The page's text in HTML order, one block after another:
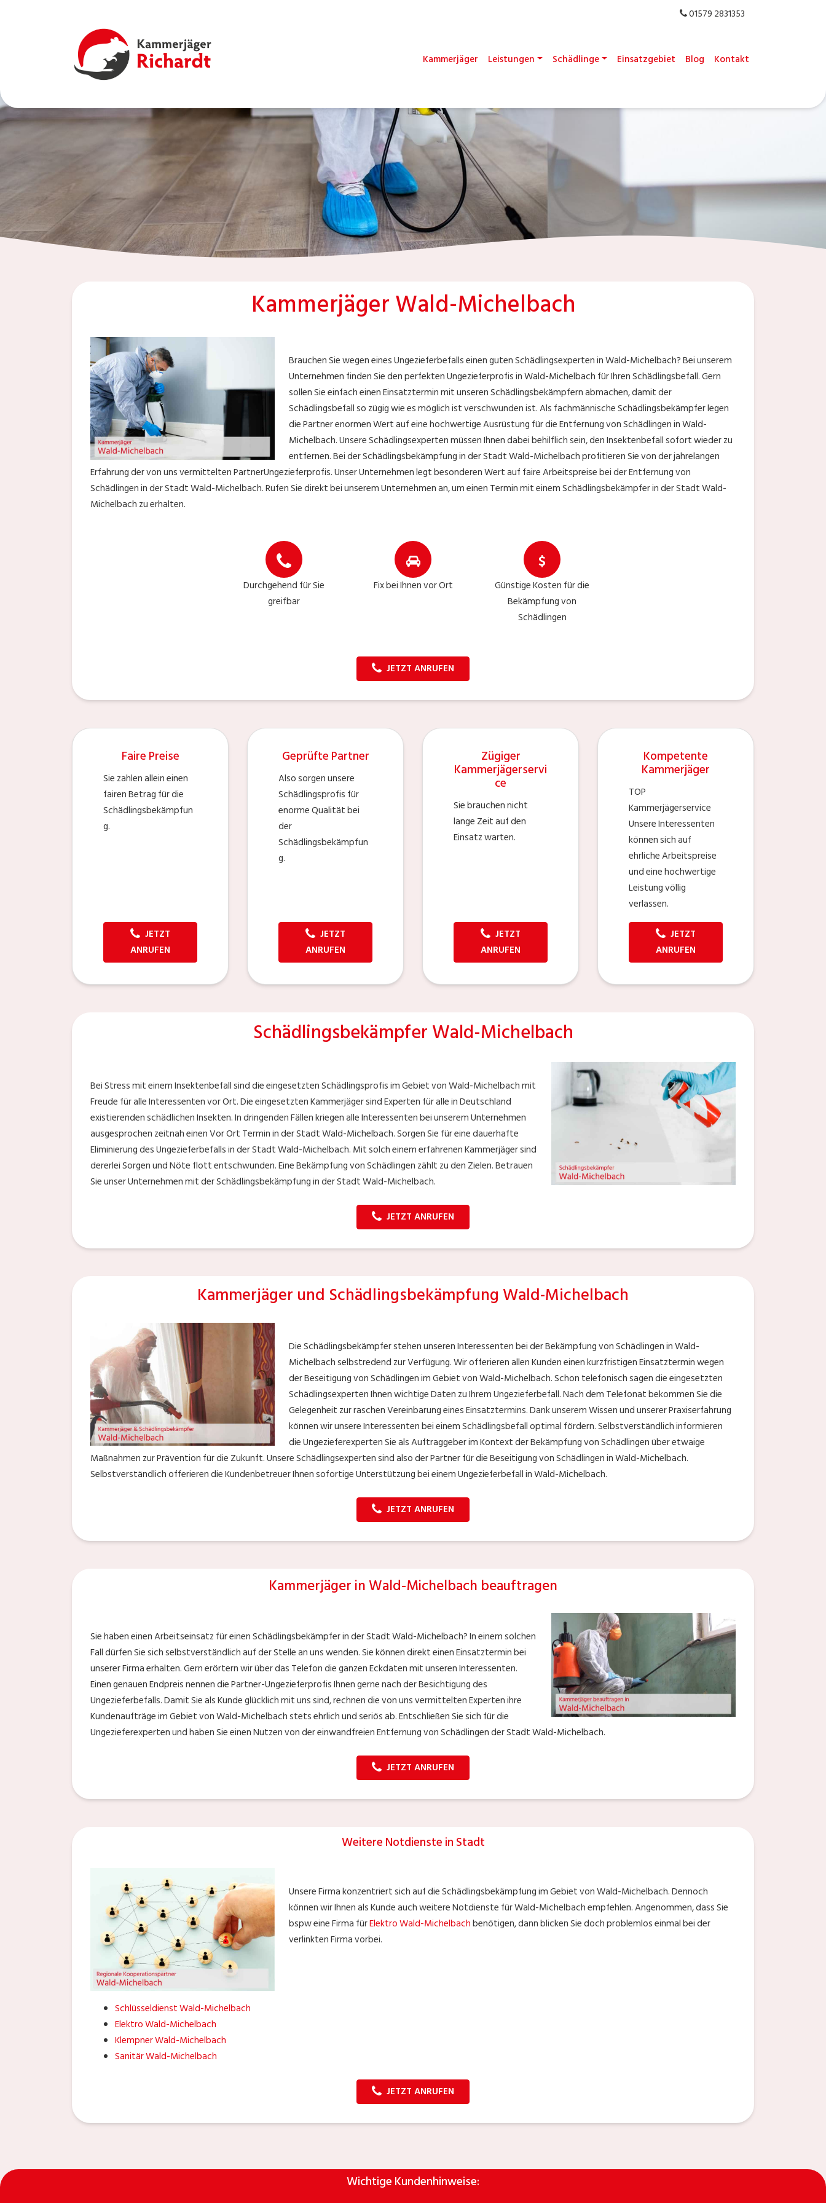
01579 2831353
Kammerjäger Leistungen Schädlinge Einsatzgebiet Blog Kontakt
Kammerjäger Wald-Michelbach
Brauchen Sie wegen eines Ungezieferbefalls einen guten Schädlingsexperten in Wald-Michelbach? Bei unserem
Unternehmen finden Sie den perfekten Ungezieferprofis in Wald-Michelbach für Ihren Schädlingsbefall. Gern
sollen Sie einfach einen Einsatztermin mit unseren Schädlingsbekämpfern abmachen, damit der
Schädlingsbefall so zügig wie es möglich ist verschwunden ist. Als fachmännische Schädlingsbekämpfer legen
die Partner enormen Wert auf eine hochwertige Ausrüstung für die Entfernung von Schädlingen in Wald-
Michelbach. Unsere Schädlingsexperten müssen Ihnen dabei behilflich sein, den Insektenbefall sofort wieder zu
entfernen. Bei der Schädlingsbekämpfung in der Stadt Wald-Michelbach profitieren Sie von der jahrelangen
Erfahrung der von uns vermittelten PartnerUngezieferprofis. Unser Unternehmen legt besonderen Wert auf faire Arbeitspreise bei der Entfernung von
Schädlingen in der Stadt Wald-Michelbach. Rufen Sie direkt bei unserem Unternehmen an, um einen Termin mit einem Schädlingsbekämpfer in der Stadt Wald-
Michelbach zu erhalten.
Durchgehend für Sie
greifbar
Fix bei Ihnen vor Ort
Günstige Kosten für die
Bekämpfung von
Schädlingen
JETZT ANRUFEN
Faire Preise
Sie zahlen allein einen
fairen Betrag für die
Schädlingsbekämpfun
g.
JETZT
ANRUFEN
Geprüfte Partner
Also sorgen unsere
Schädlingsprofis für
enorme Qualität bei
der
Schädlingsbekämpfun
g.
JETZT
ANRUFEN
Zügiger
Kammerjägerservi
ce
Sie brauchen nicht
lange Zeit auf den
Einsatz warten.
JETZT
ANRUFEN
Kompetente
Kammerjäger
TOP
Kammerjägerservice
Unsere Interessenten
können sich auf
ehrliche Arbeitspreise
und eine hochwertige
Leistung völlig
verlassen.
JETZT
ANRUFEN
Schädlingsbekämpfer Wald-Michelbach
Bei Stress mit einem Insektenbefall sind die eingesetzten Schädlingsprofis im Gebiet von Wald-Michelbach mit
Freude für alle Interessenten vor Ort. Die eingesetzten Kammerjäger sind Experten für alle in Deutschland
existierenden schädlichen Insekten. In dringenden Fällen kriegen alle Interessenten bei unserem Unternehmen
ausgesprochen zeitnah einen Vor Ort Termin in der Stadt Wald-Michelbach. Sorgen Sie für eine dauerhafte
Eliminierung des Ungezieferbefalls in der Stadt Wald-Michelbach. Mit solch einem erfahrenen Kammerjäger sind
dererlei Sorgen und Nöte flott entschwunden. Eine Bekämpfung von Schädlingen zählt zu den Zielen. Betrauen
Sie unser Unternehmen mit der Schädlingsbekämpfung in der Stadt Wald-Michelbach.
JETZT ANRUFEN
Kammerjäger und Schädlingsbekämpfung Wald-Michelbach
Die Schädlingsbekämpfer stehen unseren Interessenten bei der Bekämpfung von Schädlingen in Wald-
Michelbach selbstredend zur Verfügung. Wir offerieren allen Kunden einen kurzfristigen Einsatztermin wegen
der Beseitigung von Schädlingen im Gebiet von Wald-Michelbach. Schon telefonisch sagen die eingesetzten
Schädlingsexperten Ihnen wichtige Daten zu Ihrem Ungezieferbefall. Nach dem Telefonat bekommen Sie die
Gelegenheit zur raschen Vereinbarung eines Einsatztermins. Dank unserem Wissen und unserer Praxiserfahrung
können wir unsere Interessenten bei einem Schädlingsbefall optimal fördern. Selbstverständlich informieren
die Ungezieferexperten Sie als Auftraggeber im Kontext der Bekämpfung von Schädlingen über etwaige
Maßnahmen zur Prävention für die Zukunft. Unsere Schädlingsexperten sind also der Partner für die Beseitigung von Schädlingen in Wald-Michelbach.
Selbstverständlich offerieren die Kundenbetreuer Ihnen sofortige Unterstützung bei einem Ungezieferbefall in Wald-Michelbach.
JETZT ANRUFEN
Kammerjäger in Wald-Michelbach beauftragen
Sie haben einen Arbeitseinsatz für einen Schädlingsbekämpfer in der Stadt Wald-Michelbach? In einem solchen
Fall dürfen Sie sich selbstverständlich auf der Stelle an uns wenden. Sie können direkt einen Einsatztermin bei
unserer Firma erhalten. Gern erörtern wir über das Telefon die ganzen Eckdaten mit unseren Interessenten.
Einen genauen Endpreis nennen die Partner-Ungezieferprofis Ihnen gerne nach der Besichtigung des
Ungezieferbefalls. Damit Sie als Kunde glücklich mit uns sind, rechnen die von uns vermittelten Experten ihre
Kundenaufträge im Gebiet von Wald-Michelbach stets ehrlich und seriös ab. Entschließen Sie sich für die
Ungezieferexperten und haben Sie einen Nutzen von der einwandfreien Entfernung von Schädlingen der Stadt Wald-Michelbach.
JETZT ANRUFEN
Weitere Notdienste in Stadt
Unsere Firma konzentriert sich auf die Schädlingsbekämpfung im Gebiet von Wald-Michelbach. Dennoch
können wir Ihnen als Kunde auch weitere Notdienste für Wald-Michelbach empfehlen. Angenommen, dass Sie
bspw eine Firma fürElektro Wald-Michelbachbenötigen, dann blicken Sie doch problemlos einmal bei der
verlinkten Firma vorbei.
Schlüsseldienst Wald-Michelbach
Elektro Wald-Michelbach
Klempner Wald-Michelbach
Sanitär Wald-Michelbach
JETZT ANRUFEN
Wichtige Kundenhinweise: